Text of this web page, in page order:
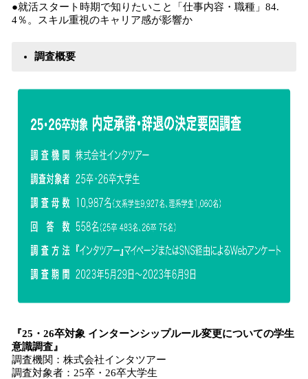
●就活スタート時期で知りたいこと「仕事内容・職種」84.
4％。スキル重視のキャリア感が影響か
調査概要
『25・26卒対象 インターンシップルール変更についての学生
意識調査』
調査機関：株式会社インタツアー
調査対象者：25卒・26卒大学生